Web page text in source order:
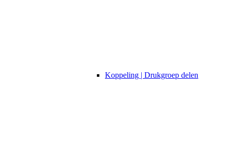
Koppeling | Drukgroep delen